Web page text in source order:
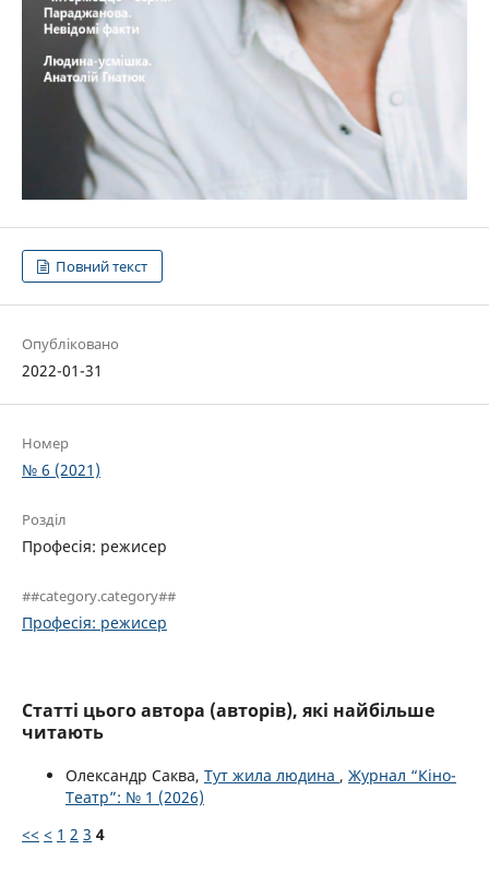
Повний текст
Опубліковано
2022-01-31
Номер
№ 6 (2021)
Розділ
Професія: режисер
##category.category##
Професія: режисер
Статті цього автора (авторів), які найбільше
читають
Олександр Саква, Тут жила людина , Журнал “Кіно-
Театр”: № 1 (2026)
<< < 1 2 3 4